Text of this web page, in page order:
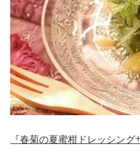
『春菊の夏蜜柑ドレッシング